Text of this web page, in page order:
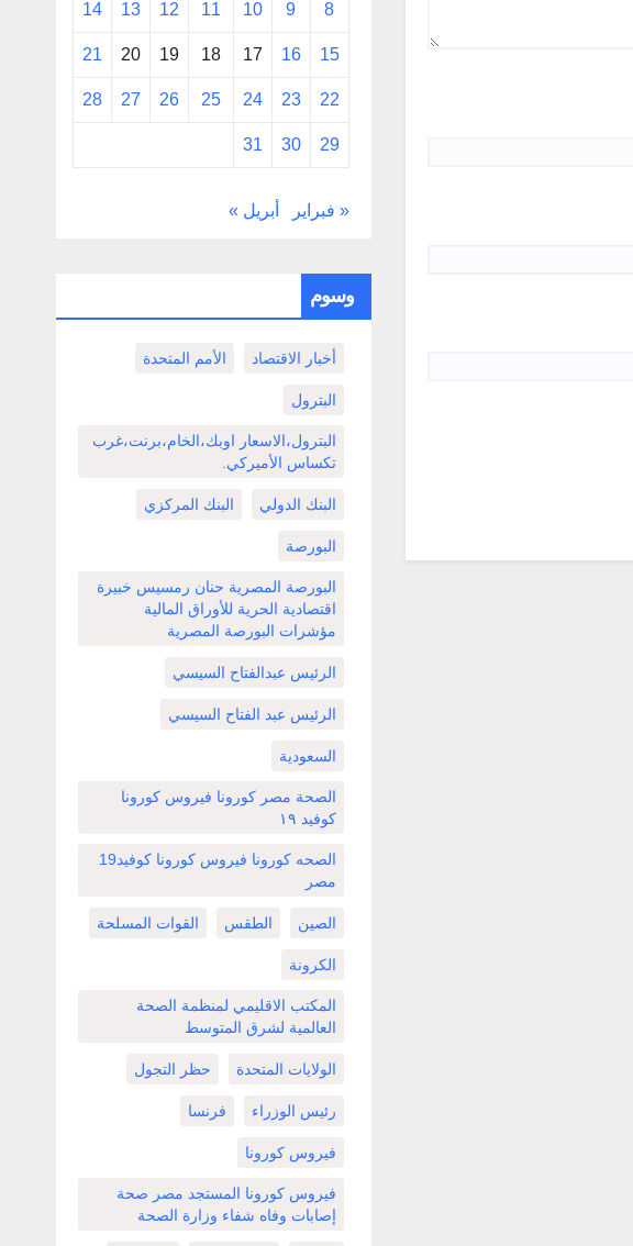
8
9
10
11
12
13
14
15
16
17
18
19
20
21
22
23
24
25
26
27
28
29
30
31
« فبراير أبريل »
وسوم
أخبار الاقتصاد الأمم المتحدة
البترول
البترول،الاسعار اوبك،الخام،برنت،غرب
تكساس الأميركي.
البنك الدولي البنك المركزي
البورصة
البورصة المصرية حنان رمسيس خبيرة
اقتصادية الحرية للأوراق المالية
مؤشرات البورصة المصرية
الرئيس عبدالفتاح السيسي
الرئيس عبد الفتاح السيسي
السعودية
الصحة مصر كورونا فيروس كورونا
كوفيد ١٩
الصحه كورونا فيروس كورونا كوفيد19
مصر
الصين الطقس القوات المسلحة
الكرونة
المكتب الاقليمي لمنظمة الصحة
العالمية لشرق المتوسط
الولايات المتحدة حظر التجول
رئيس الوزراء فرنسا
فيروس كورونا
فيروس كورونا المستجد مصر صحة
إصابات وفاه شفاء وزارة الصحة